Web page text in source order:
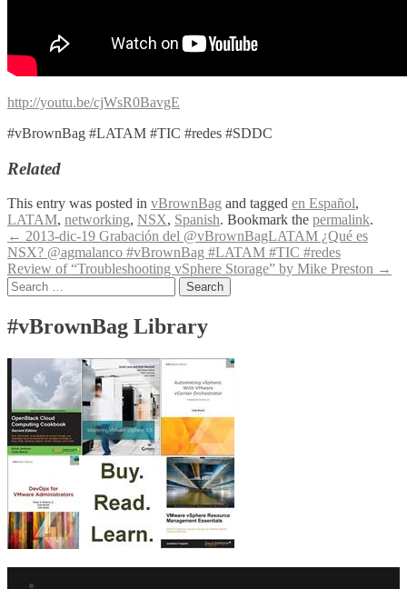
http://youtu.be/cjWsR0BavgE
#vBrownBag #LATAM #TIC #redes #SDDC
Related
This entry was posted in vBrownBag and tagged en Español,
LATAM, networking, NSX, Spanish. Bookmark the permalink.
Post
navigation
← 2013-dic-19 Grabación del @vBrownBagLATAM ¿Qué es
NSX? @agmalanco #vBrownBag #LATAM #TIC #redes
Review of “Troubleshooting vSphere Storage” by Mike Preston →
Search
for:
#vBrownBag Library